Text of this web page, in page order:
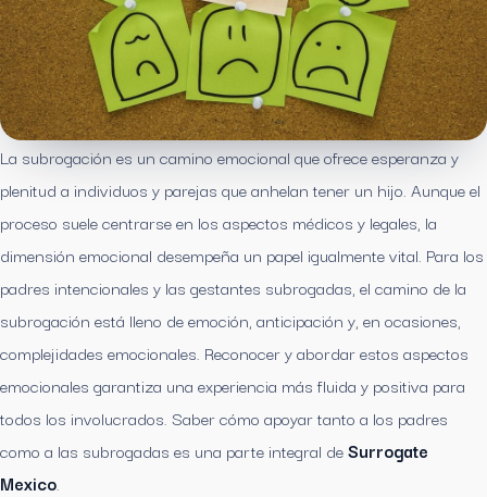
La subrogación es un camino emocional que ofrece esperanza y
plenitud a individuos y parejas que anhelan tener un hijo. Aunque el
proceso suele centrarse en los aspectos médicos y legales, la
dimensión emocional desempeña un papel igualmente vital. Para los
padres intencionales y las gestantes subrogadas, el camino de la
subrogación está lleno de emoción, anticipación y, en ocasiones,
complejidades emocionales. Reconocer y abordar estos aspectos
emocionales garantiza una experiencia más fluida y positiva para
todos los involucrados. Saber cómo apoyar tanto a los padres
como a las subrogadas es una parte integral deSurrogate
Mexico.